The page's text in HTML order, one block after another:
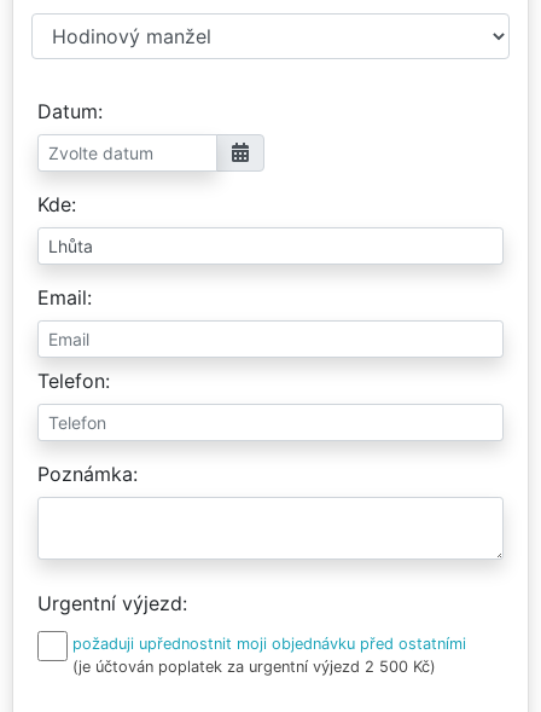
Datum
Kde
Email
Telefon
Poznámka
Urgentní výjezd
požaduji upřednostnit moji objednávku před ostatními
(je účtován poplatek za urgentní výjezd 2 500 Kč)